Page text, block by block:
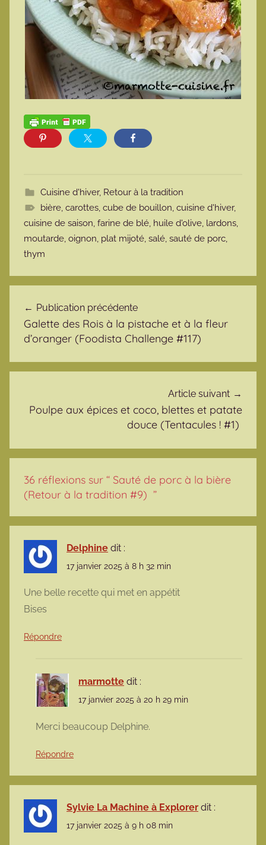
Cuisine d'hiver, Retour à la tradition
bière, carottes, cube de bouillon, cuisine d'hiver,
cuisine de saison, farine de blé, huile d'olive, lardons,
moutarde, oignon, plat mijoté, salé, sauté de porc,
thym
Publication précédente
Galette des Rois à la pistache et à la fleur
d’oranger (Foodista Challenge #117)
Article suivant
Poulpe aux épices et coco, blettes et patate
douce (Tentacules ! #1)
36 réflexions sur “ Sauté de porc à la bière
(Retour à la tradition #9) ”
Delphine dit :
17 janvier 2025 à 8 h 32 min
Une belle recette qui met en appétit
Bises
Répondre
marmotte dit :
17 janvier 2025 à 20 h 29 min
Merci beaucoup Delphine.
Répondre
Sylvie La Machine à Explorer dit :
17 janvier 2025 à 9 h 08 min